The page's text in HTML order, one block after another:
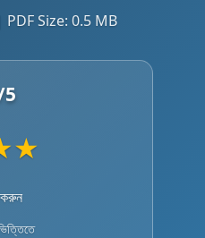
Size: 0.5 MB
★